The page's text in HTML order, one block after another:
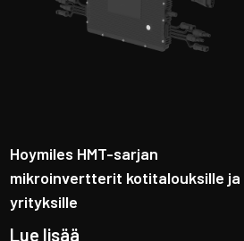
Hoymiles HMT-sarjan
mikroinvertterit kotitalouksille ja
yrityksille
Lue lisää